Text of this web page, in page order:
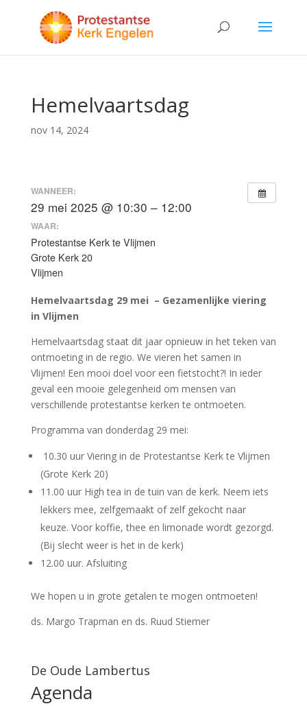
Hemelvaartsdag
nov 14, 2024
WANNEER:
29 mei 2025 @ 10:30 – 12:00
WAAR:
Protestantse Kerk te Vlijmen
Grote Kerk 20
Vlijmen
Hemelvaartsdag 29 mei – Gezamenlijke viering
in Vlijmen
Hemelvaartsdag staat dit jaar opnieuw in het teken van
ontmoeting in de regio. We vieren het samen in
Vlijmen! Een mooi doel voor een fietstocht?! In ieder
geval een mooie gelegenheid om mensen van
verschillende protestantse kerken te ontmoeten.
Programma van donderdag 29 mei:
10.30 uur Viering in de Protestantse Kerk te Vlijmen
(Grote Kerk 20)
11.00 uur High tea in de tuin van de kerk. Neem iets
lekkers mee, zelfgemaakt of zelf gekocht naar
keuze. Voor koffie, thee en limonade wordt gezorgd.
(Bij slecht weer is het in de kerk)
12.00 uur. Afsluiting
We hopen u in grote getalen te mogen ontmoeten!
ds. Margo Trapman en ds. Ruud Stiemer
De Oude Lambertus
Agenda